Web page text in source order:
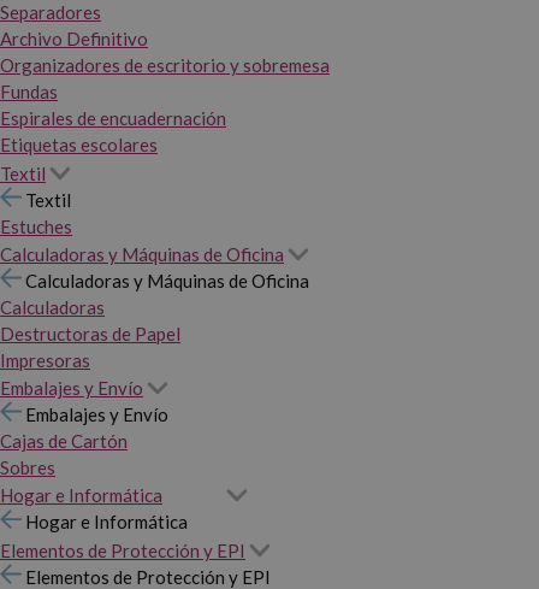
Separadores
Archivo Definitivo
Organizadores de escritorio y sobremesa
Fundas
Espirales de encuadernación
Etiquetas escolares
Textil
Textil
Estuches
Calculadoras y Máquinas de Oficina
Calculadoras y Máquinas de Oficina
Calculadoras
Destructoras de Papel
Impresoras
Embalajes y Envío
Embalajes y Envío
Cajas de Cartón
Sobres
Hogar e Informática
Hogar e Informática
Elementos de Protección y EPI
Elementos de Protección y EPI